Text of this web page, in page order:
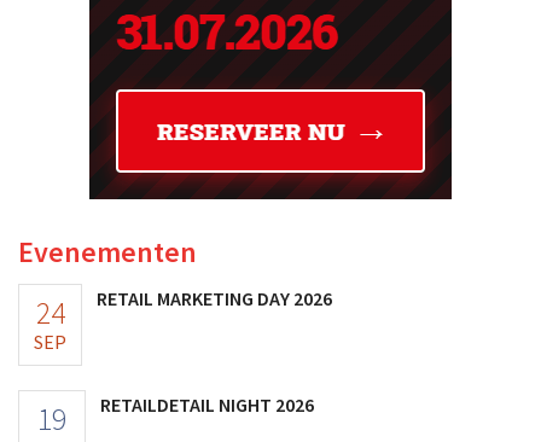
Evenementen
24
SEP
RETAIL MARKETING DAY 2026
19 RETAILDETAIL NIGHT 2026